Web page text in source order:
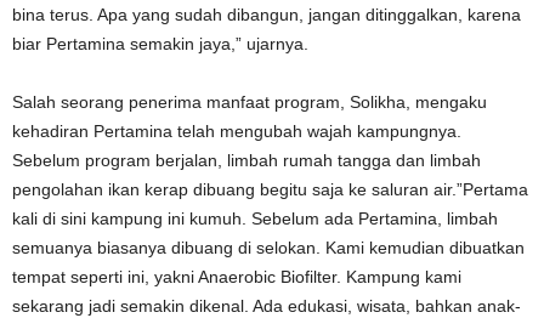
bina terus. Apa yang sudah dibangun, jangan ditinggalkan, karena
biar Pertamina semakin jaya,” ujarnya.
Salah seorang penerima manfaat program, Solikha, mengaku
kehadiran Pertamina telah mengubah wajah kampungnya.
Sebelum program berjalan, limbah rumah tangga dan limbah
pengolahan ikan kerap dibuang begitu saja ke saluran air.”Pertama
kali di sini kampung ini kumuh. Sebelum ada Pertamina, limbah
semuanya biasanya dibuang di selokan. Kami kemudian dibuatkan
tempat seperti ini, yakni Anaerobic Biofilter. Kampung kami
sekarang jadi semakin dikenal. Ada edukasi, wisata, bahkan anak-